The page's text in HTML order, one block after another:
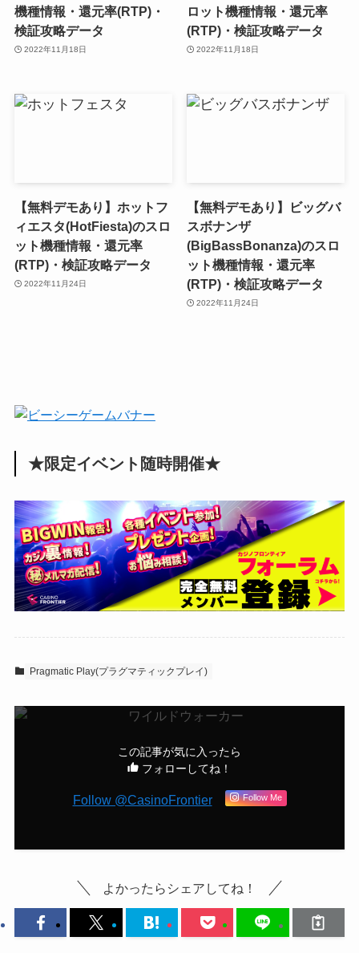
機種情報・還元率(RTP)・
検証攻略データ
2022年11月18日
ロット機種情報・還元率
(RTP)・検証攻略データ
2022年11月18日
【無料デモあり】ホットフ
ィエスタ(HotFiesta)のスロ
ット機種情報・還元率
(RTP)・検証攻略データ
2022年11月24日
【無料デモあり】ビッグバ
スボナンザ
(BigBassBonanza)のスロ
ット機種情報・還元率
(RTP)・検証攻略データ
2022年11月24日
★限定イベント随時開催★
Pragmatic Play(プラグマティックプレイ)
この記事が気に入ったら
フォローしてね！
Follow @CasinoFrontier Follow Me
よかったらシェアしてね！